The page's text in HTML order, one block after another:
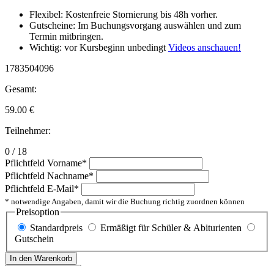
Flexibel: Kostenfreie Stornierung bis 48h vorher.
Gutscheine: Im Buchungsvorgang auswählen und zum
Termin mitbringen.
Wichtig: vor Kursbeginn unbedingtVideos anschauen!
1783504096
Gesamt:
59.00 €
Teilnehmer:
0 / 18
Pflichtfeld Vorname*
Pflichtfeld Nachname*
Pflichtfeld E-Mail*
* notwendige Angaben, damit wir die Buchung richtig zuordnen können
Preisoption
Standardpreis
Ermäßigt für Schüler & Abiturienten
Gutschein